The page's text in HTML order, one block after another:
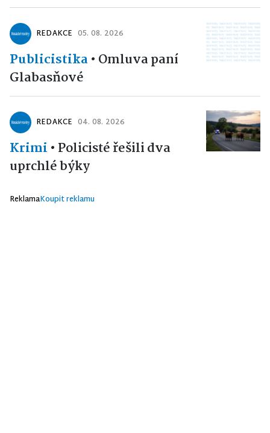
REDAKCE 05. 08. 2026
Publicistika• Omluva paní
Glabasňové
REDAKCE 04. 08. 2026
Krimi • Policisté řešili dva
uprchlé býky
ReklamaKoupit reklamu